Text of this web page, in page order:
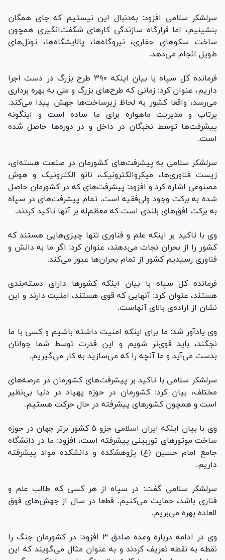
سرلشکر سلامی افزود: به‌دنبال این نیستیم که جای همگان
بنشینیم، اما قرارگاه سازندگی کار‌های شگفت‌انگیری همچون
ساخت سکو‌های حفاری، نیروگاه‌ها، پالایشگاه‌ها، تونل‌های
طویل انجام می‌دهد.
فرمانده کل سپاه با بیان اینکه ۳۹۰ طرح بزرگ در دست اجرا
داریم، عنوان کرد: زمانی که طرح‌های بزرگ و ملی به بهره برداری
می‌رسد، واقعا کشور به لحاظ زیرساخت‌ها جهش پیدا می‌کند.
پرتاب و مدیریت ماهواره برای ما ساده است و اینگونه
پیشرفت‌ها توسط نخبگان در داخل و در دوره‌ها حاصل شده
است.
سرلشکر سلامی به پیشرفت‌های کشورمان در صنعت هسته‌ای،
زیست فناوری‌ها، میکروالکترونیک، نانو الکترونیک و هوش
مصنوعی اشاره کرد و افزود: پیشرفت‌های که در کشورمان حاصل
شده به برکت وجود ولی‌فقیه است. تمام پیشرفت‌های در سپاه
به برکت افق‌های بلندی است که معظم‌له بر آنها تاکید کردند.
وی با تاکید بر اینکه علم و فناوری تنها چیزی‌هایی هستند که
کشور را از بحران نجات می‌دهند، عنوان کرد: اگر ما به دانش و
فناوری رسیدیم کشور از تمام بحران‌ها عبور می‌کند.
فرمانده کل سپاه با بیان اینکه کشور‌ها دارای دسته‌بندی
هستند، عنوان کرد: آنهایی که قوی هستند، امنیت دارند و این
نشان از اراده‌ی بالای آنهاست.
وی یادآور شد: ما برای اینکه امنیت داشته باشیم و کسی با ما
نجگند، باید قوی‌تر شویم و این قدرت توسط شما جوانان
بدست می‌آید و ما آنچه را که می‌سازید به کار می‌گیریم.
سرلشکر سلامی با تاکید بر پیشرفت‌های کشورمان در عرصه‌های
مختلف، بیان کرد: کشورمان در حوزه پهپاد در دنیا بی‌نظیر
است و همچون کشور‌های پیشرفته در حال حرکت هستیم.
وی با بیان اینکه ایران اسلامی جزو ۵ کشور برتر جهان در حوزه
ساخت موتور‌های توربینی پیشرفته است، افزود: ما در دانشگاه
جامع امام حسین (ع) پژوهشکده و دانشکده مواد پیشرفته
داریم.
سرلشکر سلامی گفت: در سپاه از هر کسی که طالب علم و
فناری باشد، حمایت می‌کنیم. قطعا در سال از جهش‌های فوق
العاده بهره می‌بریم.
وی در ادامه درباره وعده صادق ۳ افزود: در کشورمان جنگ را
نقطه به نقطه تعریف کردند و به عنوان مثال می‌گویند که این